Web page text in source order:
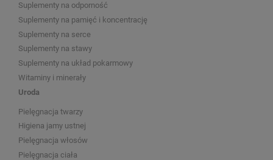
Suplementy na odporność
Suplementy na pamięć i koncentrację
Suplementy na serce
Suplementy na stawy
Suplementy na układ pokarmowy
Witaminy i minerały
Uroda
Pielęgnacja twarzy
Higiena jamy ustnej
Pielęgnacja włosów
Pielęgnacja ciała